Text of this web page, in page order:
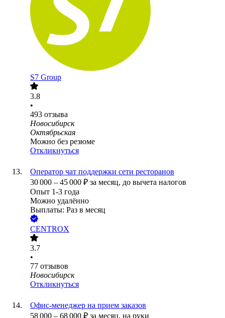
S7 Group
3.8
•
493 отзыва
Новосибирск
Октябрьская
Можно без резюме
Откликнуться
Оператор чат поддержки сети ресторанов
30 000 – 45 000 ₽ за месяц, до вычета налогов
Опыт 1-3 года
Можно удалённо
Выплаты: Раз в месяц
CENTROX
3.7
•
77 отзывов
Новосибирск
Откликнуться
Офис-менеджер на прием заказов
58 000 – 68 000 ₽ за месяц, на руки